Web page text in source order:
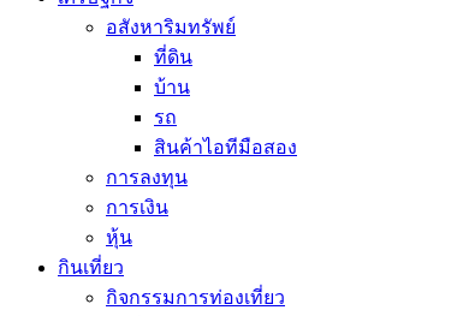
อสังหาริมทรัพย์
ที่ดิน
บ้าน
รถ
สินค้าไอทีมือสอง
การลงทุน
การเงิน
หุ้น
กินเที่ยว
กิจกรรมการท่องเที่ยว